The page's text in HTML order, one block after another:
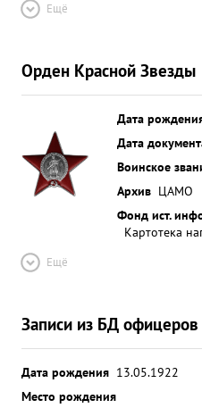
Ещё
Орден Красной Звезды
Дата
Дата
Воинское
Архив ЦАМО
Фонд ист.
Картотека
Ещё
Записи из БД
Дата рождения 13.05.1922
Место рождения